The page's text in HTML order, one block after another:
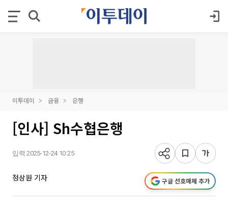
이투데이 금융 은행
[인사] Sh수협은행
입력 2025-12-24 10:25
정상원 기자 구글 선호매체 추가